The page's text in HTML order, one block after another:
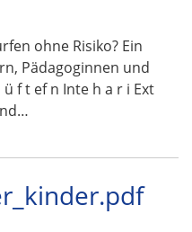
ohne Risiko? Ein
Pädagoginnen und
f t ef n Inte h a r i Ext